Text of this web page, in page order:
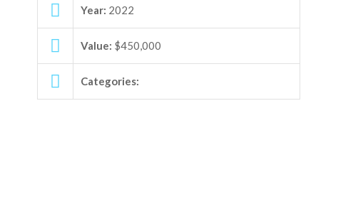
Year: 2022
Value: $450,000
Categories: